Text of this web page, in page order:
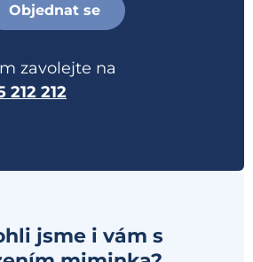
Objednat se
zavolejte na
212 212
jsme i vám s